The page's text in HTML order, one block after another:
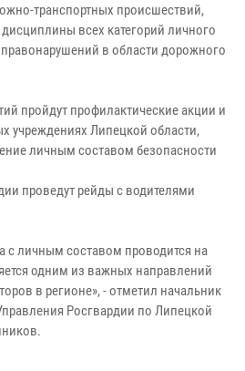
транспортных происшествий,
всех категорий личного
в области дорожного
пройдут профилактические акции и
учреждениях Липецкой области,
личным составом безопасности
проведут рейды с водителями
с личным составом проводится на
одним из важных направлений
в регионе», - отметил начальник
Росгвардии по Липецкой